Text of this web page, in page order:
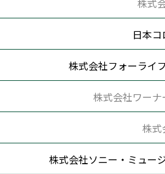
株式
日本
株式会社フォーライ
株式会社ワー
株式
株式会社ソニー・ミュー